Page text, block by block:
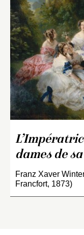
dames de
Franz Xaver
Francfort, 1873)